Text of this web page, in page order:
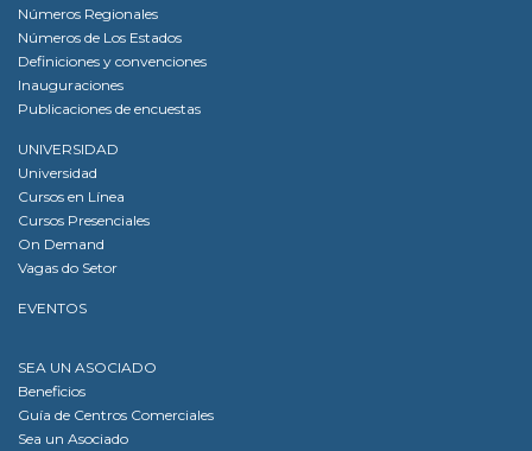
Números Regionales
Números de Los Estados
Definiciones y convenciones
Inauguraciones
Publicaciones de encuestas
UNIVERSIDAD
Universidad
Cursos en Línea
Cursos Presenciales
On Demand
Vagas do Setor
EVENTOS
SEA UN ASOCIADO
Beneficios
Guía de Centros Comerciales
Sea un Asociado